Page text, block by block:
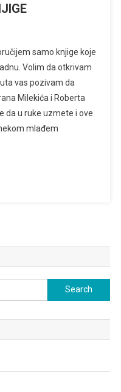
samo knjige koje
Volim da otkrivam
vas pozivam da
Milekića i Roberta
da u ruke uzmete i ove
mlađem
Search
for: